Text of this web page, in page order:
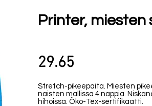
Printer,
29.65
Stretch-pikeepaita. Miesten
naisten mallissa 4 nappia.
hihoissa. Öko-Tex-sertifikaatti.